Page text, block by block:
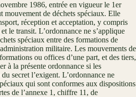
1986, entrée en vigueur le 1er
mouvement de déchets spéciaux. Elle
réception et acceptation, y compris
le transit. L’ordonnance ne s’applique
spéciaux entre des formations de
militaire. Les mouvements de
ou offices d’une part, et des tiers,
à la présente ordonnance si les
secret l’exigent. L’ordonnance ne
qui sont conformes aux dispositions
de l’annexe 1, chiffre 11, de